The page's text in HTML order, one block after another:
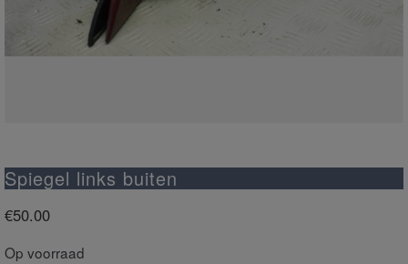
Spiegel links buiten
€50.00
Op voorraad